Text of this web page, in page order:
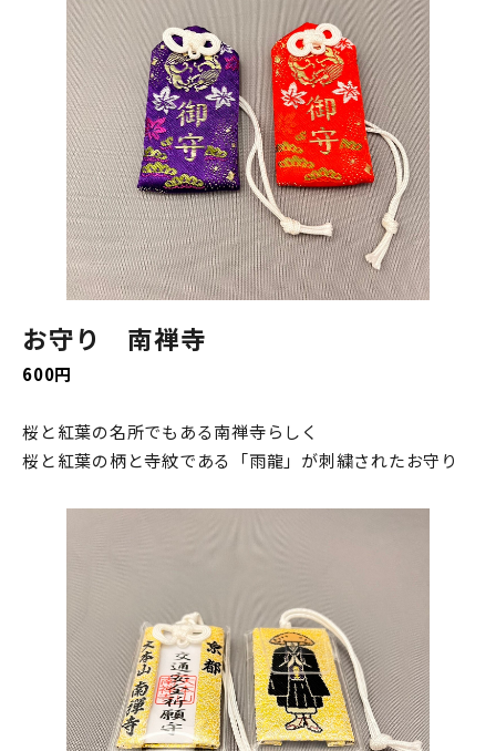
お守り 南禅寺
600円
桜と紅葉の名所でもある南禅寺らしく
桜と紅葉の柄と寺紋である「雨龍」が刺繍されたお守り